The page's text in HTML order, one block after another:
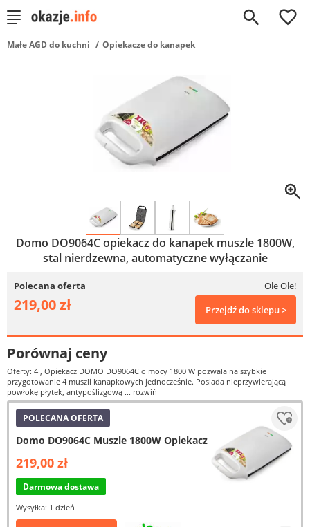
0
Małe AGD do kuchni Opiekacze do kanapek
Domo DO9064C opiekacz do kanapek muszle 1800W,
stal nierdzewna, automatyczne wyłączanie
Polecana oferta Ole Ole!
219,00 zł Przejdź do sklepu >
Porównaj ceny
Oferty: 4 , Opiekacz DOMO DO9064C o mocy 1800 W pozwala na szybkie
przygotowanie 4 muszli kanapkowych jednocześnie. Posiada nieprzywierającą
powłokę płytek, antypoślizgową ... rozwiń
POLECANA OFERTA
Domo DO9064C Muszle 1800W Opiekacz
219,00 zł
Darmowa dostawa
Wysyłka: 1 dzień